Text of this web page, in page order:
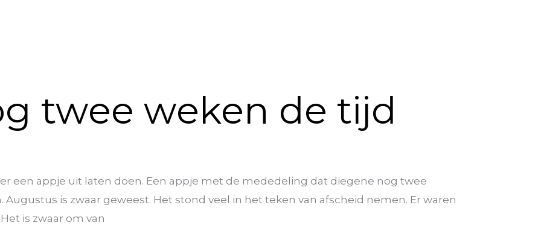
twee weken de tijd
een appje uit laten doen. Een appje met de mededeling dat diegene nog twee
Augustus is zwaar geweest. Het stond veel in het teken van afscheid nemen. Er waren
is zwaar om van